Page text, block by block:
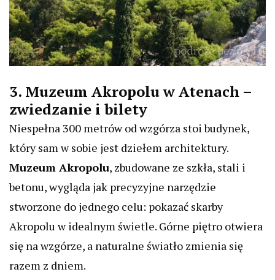
3. Muzeum Akropolu w Atenach –
zwiedzanie i bilety
Niespełna 300 metrów od wzgórza stoi budynek,
który sam w sobie jest dziełem architektury.
Muzeum Akropolu, zbudowane ze szkła, stali i
betonu, wygląda jak precyzyjne narzędzie
stworzone do jednego celu: pokazać skarby
Akropolu w idealnym świetle. Górne piętro otwiera
się na wzgórze, a naturalne światło zmienia się
razem z dniem.